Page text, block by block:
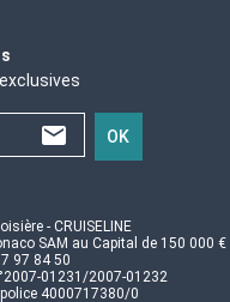
OK
- CRUISELINE
SAM au Capital de 150 000 €
97 84 50
01231/2007-01232
4000717380/0